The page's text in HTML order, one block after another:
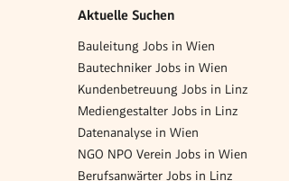
Aktuelle Suchen
Bauleitung Jobs in Wien
Bautechniker Jobs in Wien
Kundenbetreuung Jobs in Linz
Mediengestalter Jobs in Linz
Datenanalyse in Wien
NGO NPO Verein Jobs in Wien
Berufsanwärter Jobs in Linz